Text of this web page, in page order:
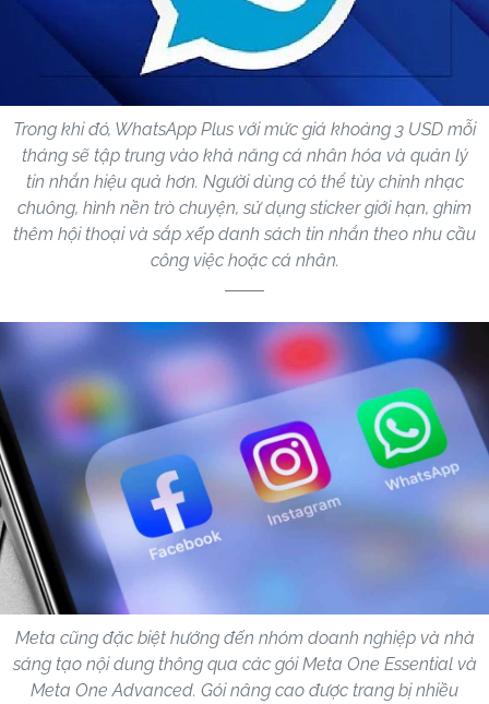
Trong khi đó, WhatsApp Plus với mức giá khoảng 3 USD mỗi
tháng sẽ tập trung vào khả năng cá nhân hóa và quản lý
tin nhắn hiệu quả hơn. Người dùng có thể tùy chỉnh nhạc
chuông, hình nền trò chuyện, sử dụng sticker giới hạn, ghim
thêm hội thoại và sắp xếp danh sách tin nhắn theo nhu cầu
công việc hoặc cá nhân.
Meta cũng đặc biệt hướng đến nhóm doanh nghiệp và nhà
sáng tạo nội dung thông qua các gói Meta One Essential và
Meta One Advanced. Gói nâng cao được trang bị nhiều